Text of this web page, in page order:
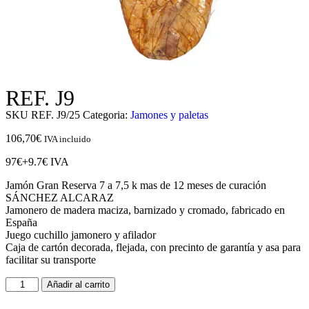
REF. J9
SKU REF. J9/25 Categoria: Jamones y paletas
106,70€ IVA incluido
97€+9.7€ IVA
Jamón Gran Reserva 7 a 7,5 k mas de 12 meses de curación
SÁNCHEZ ALCARAZ
Jamonero de madera maciza, barnizado y cromado, fabricado en
España
Juego cuchillo jamonero y afilador
Caja de cartón decorada, flejada, con precinto de garantía y asa para
facilitar su transporte
Añadir al carrito